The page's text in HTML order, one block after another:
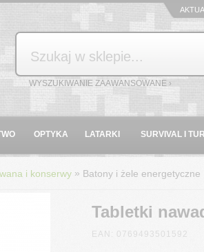
Szukaj
WYSZUKIWANIE ZAAWANSOWANE ›
OPTYKA LATARKI SURVIVAL I
i konserwy» Batony i żele energetyczne
Tabletki
EAN: 0769493501592